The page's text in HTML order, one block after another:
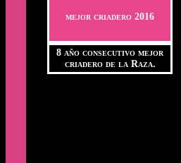
mejor criadero 2016
8 año consecutivo mejor
criadero de la Raza.